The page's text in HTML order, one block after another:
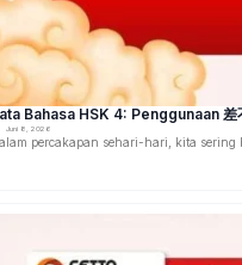
Bahasa HSK 4: Penggunaan 差
Juni 8, 2026
percakapan sehari-hari, kita sering